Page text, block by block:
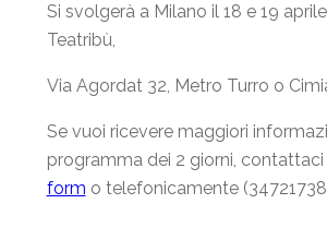
Si svolgerà a Milano il 18 e 19
Teatribù,
Via Agordat 32, Metro Turro o
Se vuoi ricevere maggiori
programma dei 2 giorni,
form o telefonicamente